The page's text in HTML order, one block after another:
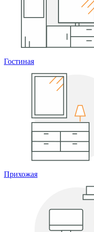
Гостиная
Прихожая